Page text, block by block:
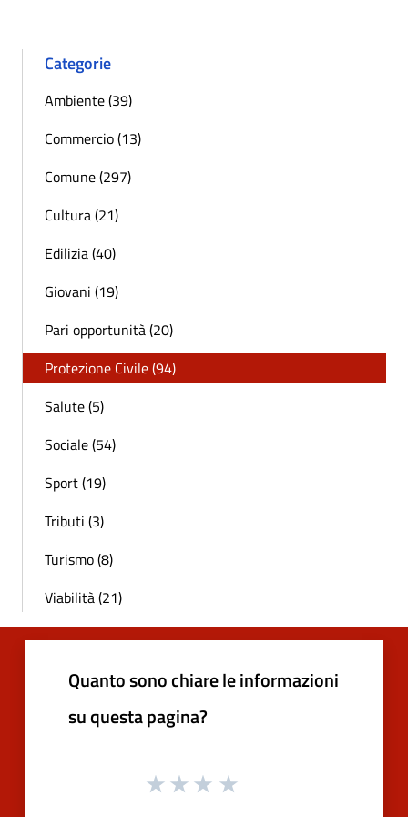
Categorie
Ambiente (39)
Commercio (13)
Comune (297)
Cultura (21)
Edilizia (40)
Giovani (19)
Pari opportunità (20)
Protezione Civile (94)
Salute (5)
Sociale (54)
Sport (19)
Tributi (3)
Turismo (8)
Viabilità (21)
Quanto sono chiare le informazioni
su questa pagina?